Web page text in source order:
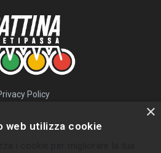
Policy
×
web utilizza cookie